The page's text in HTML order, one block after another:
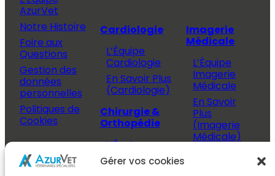
Gérer vos cookies
AzurVet
Notre Histoire
Foire aux
Questions
Gestion des
données
personnelles
Politiques de
Cookies
Propriétaire
Cardiologie
L’Équipe
Cardiologie
En Savoir Plus
(Cardiologie)
Chirurgie &
Orthopédie
L’Équipe
Chirurgie &
Orthopédie
Imagerie
Médicale
L’Équipe
Imagerie
Médicale
En Savoir
Plus
(Imagerie
Médicale)